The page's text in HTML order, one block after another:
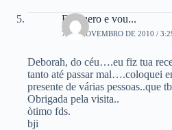
Eu quero e vou...
7 DE NOVEMBRO DE 2010 /
Deborah, do céu….eu fiz tua
tanto até passar mal….coloquei
presente de várias pessoas..que
Obrigada pela visita..
òtimo fds.
bji